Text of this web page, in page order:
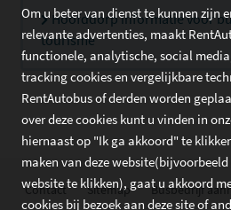
Om u beter van dienst te kunnen zijn
relevante advertenties, maakt
functionele, analytische, social
tracking cookies en vergelijkbare
RentAutobus of derden worden
over deze cookies kunt u vinden in
hiernaast op "Ik ga akkoord" te
maken van deze
website te klikken), gaat u akkoord
cookies bij bezoek aan deze site of
Hoofddorp informatie voor
tourisme
Contact Sitemap Busbedrijf